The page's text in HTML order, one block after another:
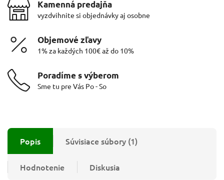
Kamenná predajňa
vyzdvihnite si objednávky aj osobne
Objemové zľavy
1% za každých 100€ až do 10%
Poradíme s výberom
Sme tu pre Vás Po - So
Popis Súvisiace súbory (1)
Hodnotenie Diskusia